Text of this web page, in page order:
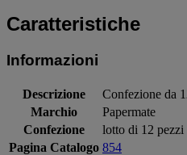
Caratteristiche
Informazioni
Descrizione
Confezione da
Marchio
Papermate
Confezione
lotto di 12 pezzi
Pagina Catalogo 854